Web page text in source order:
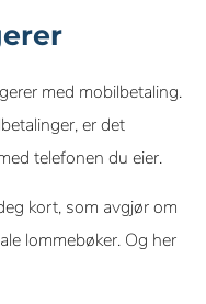
med mobilbetaling.
er det
telefonen du eier.
kort, som avgjør om
lommebøker. Og her